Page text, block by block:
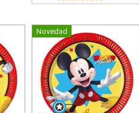
Novedad